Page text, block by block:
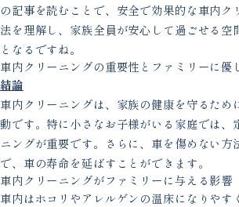
の記事を読むことで、安全で効果的な車内ク
法を理解し、家族全員が安心して過ごせる空
となるですね。
車内クリーニングの重要性とファミリーに優
結論
車内クリーニングは、家族の健康を守るため
動です。特に小さなお子様がいる家庭では、
ニングが重要です。さらに、車を傷めない方
で、車の寿命を延ばすことができます。
車内クリーニングがファミリーに与える影響
車内はホコリやアレルゲンの温床になりやす